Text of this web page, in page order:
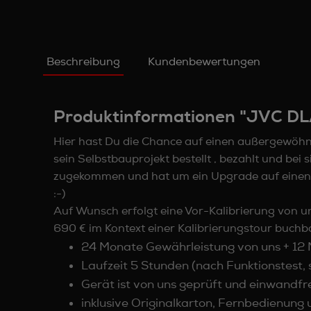
Beschreibung Kundenbewertungen
Produktinformationen "JVC
Hier hast Du die Chance auf einen
sein Selbstbauprojekt bestellt , bezahlt und bei
zugekommen und hat um ein Upgrade auf
:-)
Auf Wunsch erfolgt eine Vor-Kalibrierung von
690 € im Kontext einer Kalibrierungstour
24 Monate Gewährleistung von uns +
Laufzeit 5 Stunden (nach Funktionstest,
Gerät ist von uns geprüft und
inklusive Originalkarton, Fernbedienung